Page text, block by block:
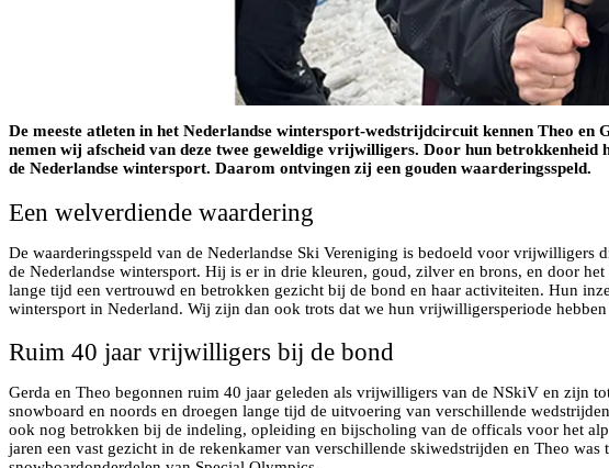
De meeste atleten in het Nederlandse wintersport-wedstrijdcircuit kennen Theo
nemen wij afscheid van deze twee geweldige vrijwilligers. Door hun betrokkenheid
de Nederlandse wintersport. Daarom ontvingen zij een gouden waarderingsspeld.
Een welverdiende waardering
De waarderingsspeld van de Nederlandse Ski Vereniging is bedoeld voor vrijwilligers
de Nederlandse wintersport. Hij is er in drie kleuren, goud, zilver en brons, en door
lange tijd een vertrouwd en betrokken gezicht bij de bond en haar activiteiten. Hun
wintersport in Nederland. Wij zijn dan ook trots dat we hun vrijwilligersperiode
Ruim 40 jaar vrijwilligers bij de bond
Gerda en Theo begonnen ruim 40 jaar geleden als vrijwilligers van de NSkiV en zijn
snowboard en noords en droegen lange tijd de uitvoering van verschillende
ook nog betrokken bij de indeling, opleiding en bijscholing van de officals voor het
jaren een vast gezicht in de rekenkamer van verschillende skiwedstrijden en Theo